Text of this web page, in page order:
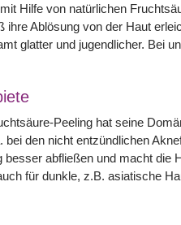
Hilfe von natürlichen
ihre Ablösung von der Haut
glatter und jugendlicher. Bei
Peeling hat seine
bei den nicht entzündlichen
besser abfließen und macht
für dunkle, z.B. asiatische